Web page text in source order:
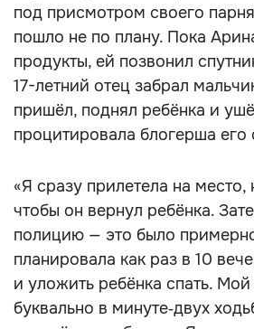
под присмотром своего
пошло не по плану. Пока
продукты, ей позвонил
17-летний отец забрал
пришёл, поднял ребёнка и
процитировала блогерша его
«Я сразу прилетела на место,
чтобы он вернул ребёнка.
полицию — это было
планировала как раз в 10
и уложить ребёнка спать.
буквально в минуте‑двух